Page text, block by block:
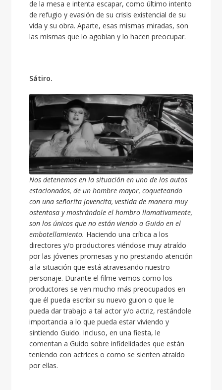
de la mesa e intenta escapar, como último intento
de refugio y evasión de su crisis existencial de su
vida y su obra. Aparte, esas mismas miradas, son
las mismas que lo agobian y lo hacen preocupar.
Sátiro.
Nos detenemos en la situación en uno de los autos
estacionados, de un hombre mayor, coqueteando
con una señorita jovencita, vestida de manera muy
ostentosa y mostrándole el hombro llamativamente,
son los únicos que no están viendo a Guido en el
embotellamiento. Haciendo una crítica a los
directores y/o productores viéndose muy atraído
por las jóvenes promesas y no prestando atención
a la situación que está atravesando nuestro
personaje. Durante el filme vemos como los
productores se ven mucho más preocupados en
que él pueda escribir su nuevo guion o que le
pueda dar trabajo a tal actor y/o actriz, restándole
importancia a lo que pueda estar viviendo y
sintiendo Guido. Incluso, en una fiesta, le
comentan a Guido sobre infidelidades que están
teniendo con actrices o como se sienten atraído
por ellas.